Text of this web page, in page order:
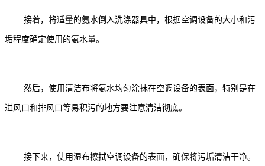
接着，将适量的氨水倒入洗涤器具中，根据空调设备的大小和污
垢程度确定使用的氨水量。
然后，使用清洁布将氨水均匀涂抹在空调设备的表面，特别是在
进风口和排风口等易积污的地方要注意清洁彻底。
接下来，使用湿布擦拭空调设备的表面，确保将污垢清洁干净。